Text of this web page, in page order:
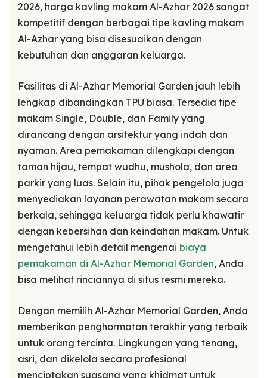
2026, harga kavling makam Al-Azhar 2026 sangat
kompetitif dengan berbagai tipe kavling makam
Al-Azhar yang bisa disesuaikan dengan
kebutuhan dan anggaran keluarga.
Fasilitas di Al-Azhar Memorial Garden jauh lebih
lengkap dibandingkan TPU biasa. Tersedia tipe
makam Single, Double, dan Family yang
dirancang dengan arsitektur yang indah dan
nyaman. Area pemakaman dilengkapi dengan
taman hijau, tempat wudhu, mushola, dan area
parkir yang luas. Selain itu, pihak pengelola juga
menyediakan layanan perawatan makam secara
berkala, sehingga keluarga tidak perlu khawatir
dengan kebersihan dan keindahan makam. Untuk
mengetahui lebih detail mengenai biaya
pemakaman di Al-Azhar Memorial Garden, Anda
bisa melihat rinciannya di situs resmi mereka.
Dengan memilih Al-Azhar Memorial Garden, Anda
memberikan penghormatan terakhir yang terbaik
untuk orang tercinta. Lingkungan yang tenang,
asri, dan dikelola secara profesional
menciptakan suasana yang khidmat untuk